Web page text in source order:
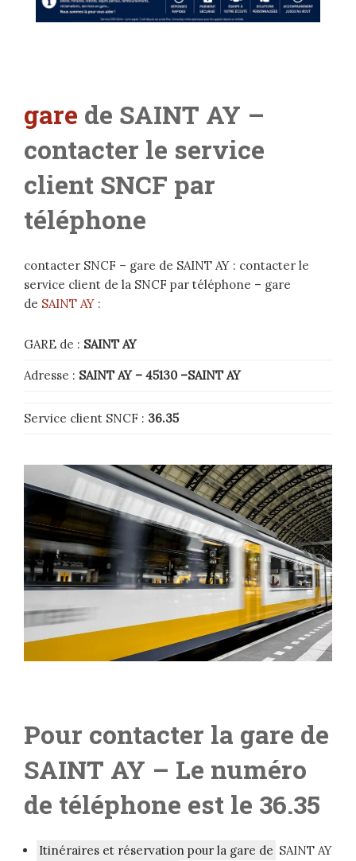
gare de SAINT AY –
contacter le service
client SNCF par
téléphone
contacter SNCF – gare de SAINT AY : contacter le
service client de la SNCF par téléphone – gare
de SAINT AY :
GARE de : SAINT AY
Adresse : SAINT AY– 45130 –SAINT AY
Service client SNCF : 36.35
Pour contacter la gare de
SAINT AY – Le numéro
de téléphone est le 36.35
Itinéraires et réservation pour la gare de SAINT AY